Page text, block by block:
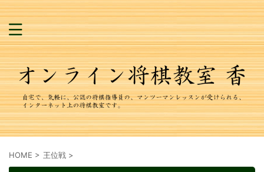
HOME > 王位戦 >